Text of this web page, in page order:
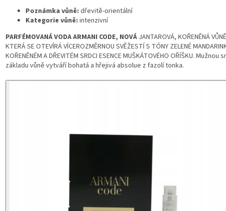
Poznámka vůně: dřevitě-orientální
Kategorie vůně: intenzivní
PARFÉMOVANÁ VODA ARMANI CODE, NOVÁ JANTAROVÁ, KOŘENĚNÁ
KTERÁ SE OTEVÍRÁ VÍCEROZMĚRNOU SVĚŽESTÍ S TÓNY ZELENÉ
KOŘENĚNÉM A DŘEVITÉM SRDCI ESENCE MUŠKÁTOVÉHO OŘÍŠKU.
základu vůně vytváří bohatá a hřejivá absolue z fazolí tonka.